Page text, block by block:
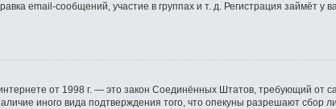
email-сообщений, участие в группах и т. д. Регистрация займёт у
от 1998 г. — это закон Соединённых Штатов, требующий от
иного вида подтверждения того, что опекуны разрешают